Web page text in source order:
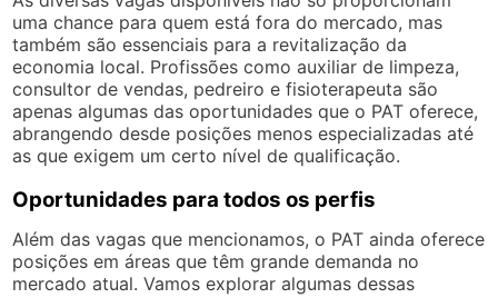
uma chance para quem está fora do mercado, mas
também são essenciais para a revitalização da
economia local. Profissões como auxiliar de limpeza,
consultor de vendas, pedreiro e fisioterapeuta são
apenas algumas das oportunidades que o PAT oferece,
abrangendo desde posições menos especializadas até
as que exigem um certo nível de qualificação.
Oportunidades para todos os perfis
Além das vagas que mencionamos, o PAT ainda oferece
posições em áreas que têm grande demanda no
mercado atual. Vamos explorar algumas dessas